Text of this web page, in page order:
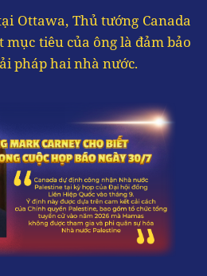
Ottawa, Thủ tướng Canada
tiêu của ông là đảm bảo
pháp hai nhà nước.